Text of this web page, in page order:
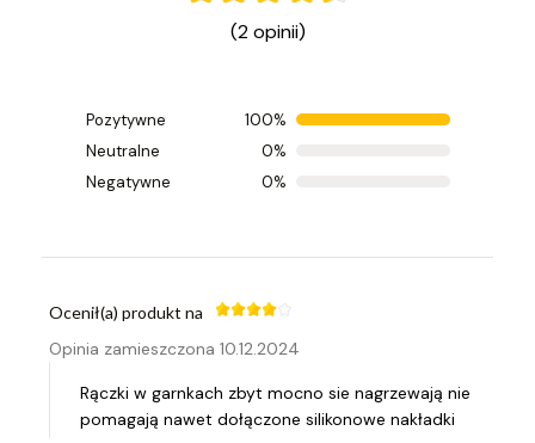
(2 opinii)
Pozytywne
100%
Neutralne
0%
Negatywne
0%
Ocenił(a) produkt na
Opinia zamieszczona 27.05.2026
Ocenił(a) produkt na
Opinia zamieszczona 10.12.2024
Rączki w garnkach zbyt mocno sie nagrzewają nie
pomagają nawet dołączone silikonowe nakładki